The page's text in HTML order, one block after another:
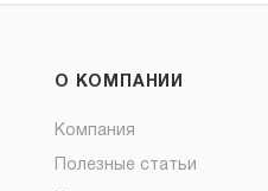
О КОМПАНИИ
Компания
Полезные статьи